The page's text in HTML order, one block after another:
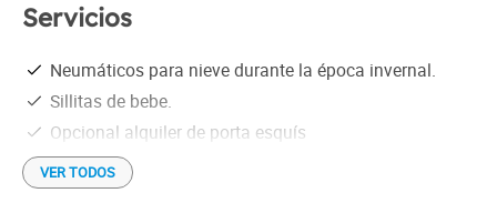
Servicios
Neumáticos para nieve durante la época invernal.
Sillitas de bebe.
Opcional alquiler de porta esquís
VER TODOS